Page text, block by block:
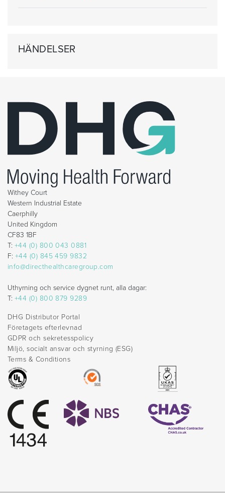
HÄNDELSER
Withey Court
Western Industrial Estate
Caerphilly
United Kingdom
CF83 1BF
T: +44 (0) 800 043 0881
F: +44 (0) 845 459 9832
info@directhealthcaregroup.com
Uthyrning och service dygnet runt, alla dagar:
T: +44 (0) 800 879 9289
DHG Distributor Portal
Företagets efterlevnad
GDPR och sekretesspolicy
Miljö, socialt ansvar och styrning (ESG)
Terms & Conditions